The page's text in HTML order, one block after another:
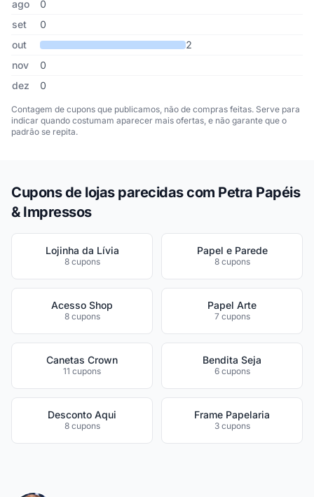
ago
0
set
0
out
2
nov
0
dez
0
Contagem de cupons que publicamos, não de compras feitas. Serve para
indicar quando costumam aparecer mais ofertas, e não garante que o
padrão se repita.
Cupons de lojas parecidas com Petra Papéis
& Impressos
Lojinha da Lívia
8 cupons
Papel e Parede
8 cupons
Acesso Shop
8 cupons
Papel Arte
7 cupons
Canetas Crown
11 cupons
Bendita Seja
6 cupons
Desconto Aqui
8 cupons
Frame Papelaria
3 cupons